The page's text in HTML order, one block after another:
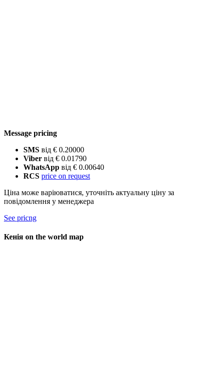
Message pricing
SMS від € 0.20000
Viber від € 0.01790
WhatsApp від € 0.00640
RCS price on request
Ціна може варіюватися, уточніть актуальну ціну за
повідомлення у менеджера
See pricng
Кенія on the world map